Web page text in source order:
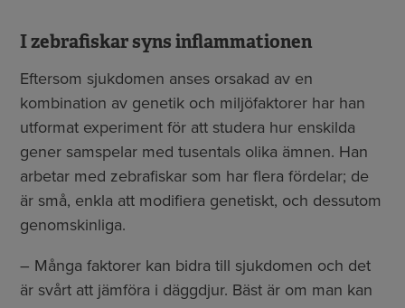
I zebrafiskar syns inflammationen
Eftersom sjukdomen anses orsakad av en
kombination av genetik och miljöfaktorer har han
utformat experiment för att studera hur enskilda
gener samspelar med tusentals olika ämnen. Han
arbetar med zebrafiskar som har flera fördelar; de
är små, enkla att modifiera genetiskt, och dessutom
genomskinliga.
– Många faktorer kan bidra till sjukdomen och det
är svårt att jämföra i däggdjur. Bäst är om man kan